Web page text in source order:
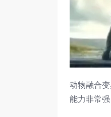
动物融合
能力非常